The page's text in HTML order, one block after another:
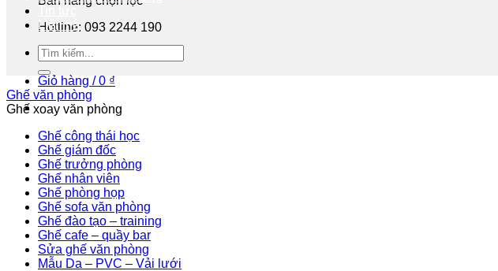
Hotline: 093 2244 190
Tư vấn miễn phí
Giỏ hàng /0 ₫
Liên hệ
Ghế văn phòng
Ghế xoay văn phòng
Ghế công thái học
Ghế giám đốc
Ghế trưởng phòng
Ghế nhân viên
Ghế phòng họp
Ghế sofa văn phòng
Ghế đào tạo – training
Ghế cafe – quầy bar
Sửa ghế văn phòng
Mẫu Da – PVC – Vải lưới